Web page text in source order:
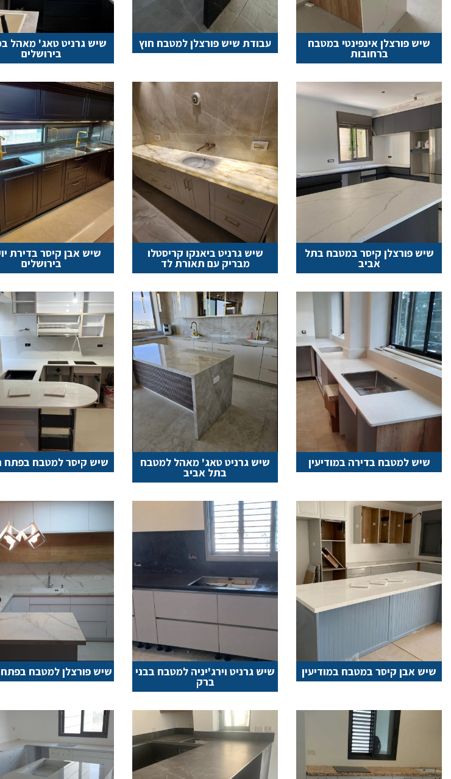
שיש פורצלן אינפינטי במטבח
ברחובות
עבודת שיש פורצלן למטבח חוץ שיש גרניט טאג' מאהל
בירושלים
שיש פורצלן קיסר במטבח בתל
אביב
שיש גרניט ביאנקו קריסטלו
מבריק עם תאורת לד
שיש אבן קיסר בדירת
בירושלים
שיש למטבח בדירה במודיעין שיש גרניט טאג' מאהל למטבח
בתל אביב
שיש קיסר למטבח בפתח
שיש אבן קיסר במטבח במודיעין שיש גרניט וירג'יניה למטבח בבני
ברק
שיש פורצלן למטבח